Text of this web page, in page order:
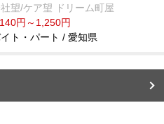
望/ケア望 ドリーム町屋
円～1,250円
ト・パート / 愛知県